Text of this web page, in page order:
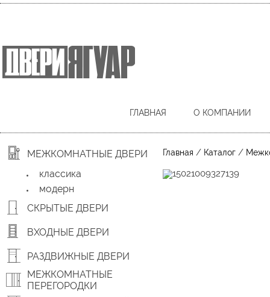
ГЛАВНАЯ О КОМПАНИИ
МЕЖКОМНАТНЫЕ ДВЕРИ
классика
модерн
СКРЫТЫЕ ДВЕРИ
ВХОДНЫЕ ДВЕРИ
РАЗДВИЖНЫЕ ДВЕРИ
МЕЖКОМНАТНЫЕ
ПЕРЕГОРОДКИ
Главная / Каталог /